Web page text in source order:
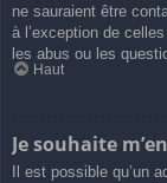
ne sauraient être
à l’exception de
les abus ou les
Haut
Je souhaite
Il est possible qu’un